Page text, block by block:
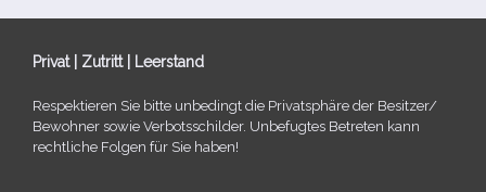
Privat | Zutritt | Leerstand
Respektieren Sie bitte unbe­dingt die Privatsphäre der Besitzer/​
Bewohner sowie Verbotsschilder. Unbefugtes Betreten kann
recht­li­che Folgen für Sie haben!